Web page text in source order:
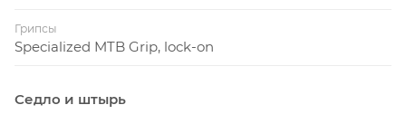
Грипсы
Specialized MTB Grip, lock-on
Седло и штырь